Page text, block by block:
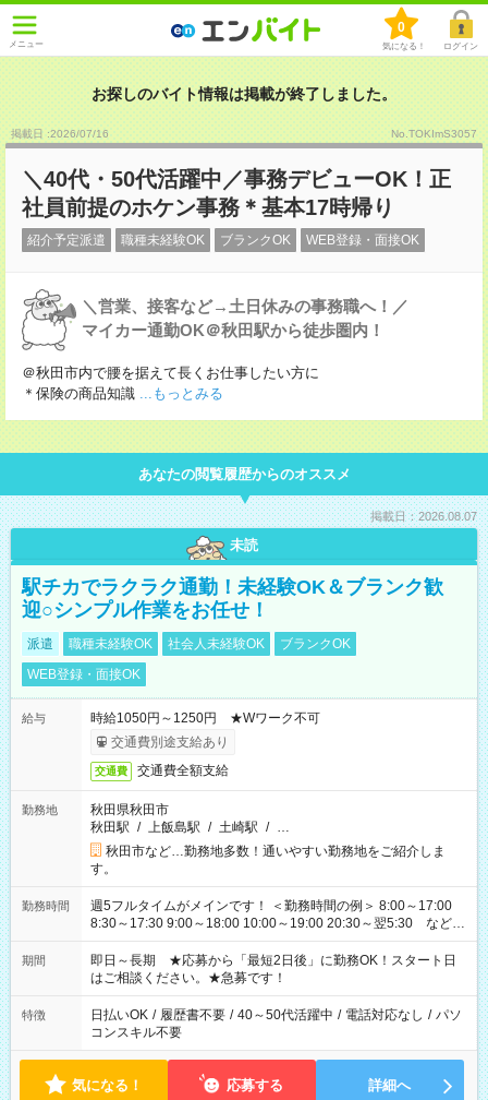
メニュー
0
気になる！ ログイン
お探しのバイト情報は掲載が終了しました。
掲載日 :2026/07/16 No.TOKImS3057
＼40代・50代活躍中／事務デビューOK！正
社員前提のホケン事務＊基本17時帰り
紹介予定派遣 職種未経験OK ブランクOK WEB登録・面接OK
＼営業、接客など→土日休みの事務職へ！／
マイカー通勤OK＠秋田駅から徒歩圏内！
＠秋田市内で腰を据えて長くお仕事したい方に
＊保険の商品知識 ...もっとみる
あなたの閲覧履歴からのオススメ
掲載日：2026.08.07
未読
駅チカでラクラク通勤！未経験OK＆ブランク歓
迎○シンプル作業をお任せ！
派遣 職種未経験OK 社会人未経験OK
ブランクOK
WEB登録・面接OK
給与
時給1050円～1250円 ★Wワーク不可
交通費別途支給あり
交通費 交通費全額支給
勤務地
秋田県秋田市
秋田駅 / 上飯島駅 / 土崎駅 / …
秋田市など…勤務地多数！通いやすい勤務地をご紹介しま
す。
勤務時間
週5フルタイムがメインです！ ＜勤務時間の例＞ 8:00～17:00
8:30～17:30 9:00～18:00 10:00～19:00 20:30～翌5:30 など ★
その他にも勤務時間多数！ 日勤のみ、残業なし、交替制など
ご希望を教えてください！
期間
即日～長期 ★応募から「最短2日後」に勤務OK！スタート日
はご相談ください。★急募です！
特徴 日払いOK / 履歴書不要 / 40～50代活躍中 / 電話対応なし / パソ
コンスキル不要
気になる！ 応募する 詳細へ